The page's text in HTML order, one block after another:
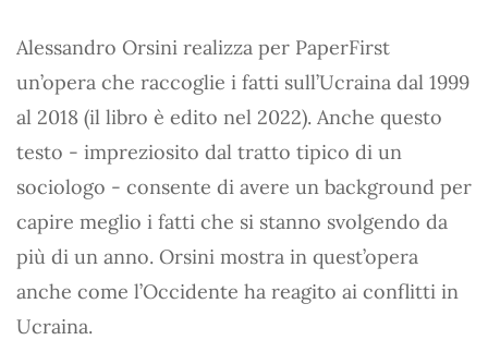
Alessandro Orsini realizza per PaperFirst
un’opera che raccoglie i fatti sull’Ucraina dal 1999
al 2018 (il libro è edito nel 2022). Anche questo
testo - impreziosito dal tratto tipico di un
sociologo - consente di avere un background per
capire meglio i fatti che si stanno svolgendo da
più di un anno. Orsini mostra in quest’opera
anche come l’Occidente ha reagito ai conflitti in
Ucraina.